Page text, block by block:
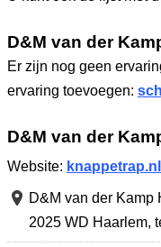
D&M van der
Er zijn nog geen
ervaring toevoegen:
D&M van der
Website:
D&M van der Kamp
2025 WD Haarlem,